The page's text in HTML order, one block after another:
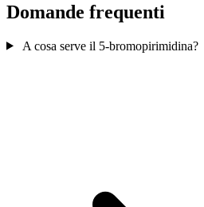
Domande frequenti
A cosa serve il 5-bromopirimidina?